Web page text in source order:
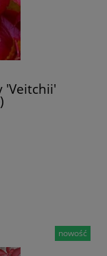
'Veitchii'
nowość